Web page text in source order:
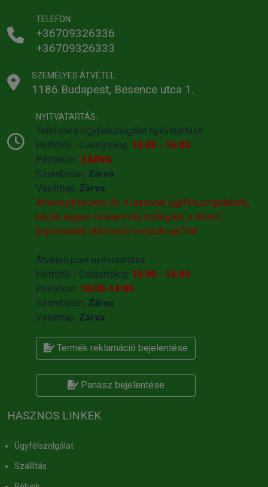
TELEFON:
+36709326336
+36709326333
SZEMÉLYES ÁTVÉTEL:
1186 Budapest, Besence utca 1.
NYITVATARTÁS:
Telefonos Ügyfélszolgálat nyitvatartása:
Hétfőtől - Csütörtökig: 10:00 - 16:00
Pénteken: ZÁRVA
Szombaton: Zárva
Vasárnap: Zárva
Amennyiben nem éri el azonnal ügyfélszolgálatunk,
kérjük legyen türelemmel, kollégánk a lehető
legrövidebb időn belül visszahivja Önt!
Átvételi pont nyitvatartása:
Hétfőtől - Csütörtökig: 10:00 - 16:00
Pénteken: 10:00-14:00
Szombaton: Zárva
Vasárnap: Zárva
Termék reklamáció bejelentése
Panasz bejelentése
HASZNOS LINKEK
Ügyfélszolgálat
Szállítás